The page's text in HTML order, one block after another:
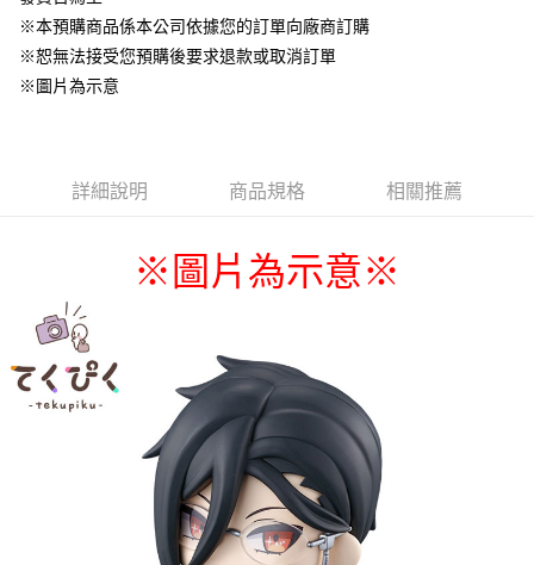
全家取貨付款
每筆NT$65，滿NT$1,300(含以上)免運費
付款後全家取貨
每筆NT$9,999
每筆NT$65，滿NT$1,300(含以上)免運費
付款後7-11取貨
每筆NT$65，滿NT$1,300(含以上)免運費
宅配-木棉花樂園專用
每筆NT$100，滿NT$1,300(含以上)免運費
宅配-離島(澎湖/金門/馬祖)-木棉花樂園專用
黑貓宅配-貨到付款
※本預購商品係本公司依據您的訂單向廠商訂購
※恕無法接受您預購後要求退款或取消訂單
※圖片為示意
詳細說明 商品規格 相關推薦
※圖片為示意※